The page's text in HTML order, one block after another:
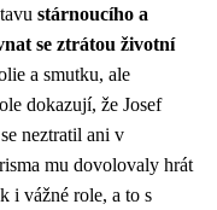
stárnoucího a
se ztrátou životní
a smutku, ale
dokazují, že Josef
neztratil ani v
mu dovolovaly hrát
i vážné role, a to s